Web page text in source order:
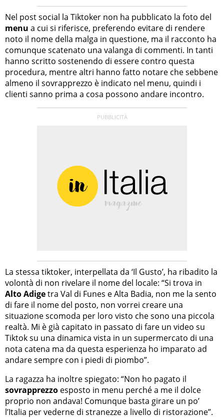
Nel post social la Tiktoker non ha pubblicato la foto del
menu a cui si riferisce, preferendo evitare di rendere
noto il nome della malga in questione, ma il racconto ha
comunque scatenato una valanga di commenti. In tanti
hanno scritto sostenendo di essere contro questa
procedura, mentre altri hanno fatto notare che sebbene
almeno il sovrapprezzo è indicato nel menu, quindi i
clienti sanno prima a cosa possono andare incontro.
La stessa tiktoker, interpellata da ‘Il Gusto’, ha ribadito la
volontà di non rivelare il nome del locale: “Si trova in
Alto Adigetra Val di Funes e Alta Badia, non me la sento
di fare il nome del posto, non vorrei creare una
situazione scomoda per loro visto che sono una piccola
realtà. Mi è già capitato in passato di fare un video su
Tiktok su una dinamica vista in un supermercato di una
nota catena ma da questa esperienza ho imparato ad
andare sempre con i piedi di piombo”.
La ragazza ha inoltre spiegato: “Non ho pagato il
sovrapprezzo esposto in menu perché a me il dolce
proprio non andava! Comunque basta girare un po’
l’Italia per vederne di stranezze a livello di ristorazione”.